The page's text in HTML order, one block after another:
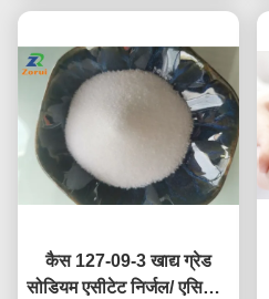
कैस 127-09-3 खाद्य ग्रेड
सोडियम एसीटेट निर्जल/ एसिटिक